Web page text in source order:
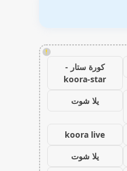
!
كورة ستار -
koora-star
يلا شوت
koora live
يلا شوت